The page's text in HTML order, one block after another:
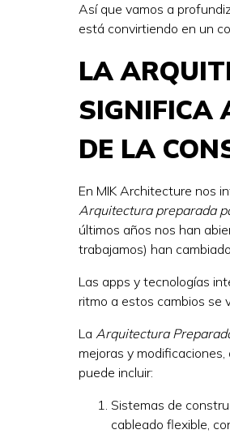
Así que vamos a
está convirtiendo en un
LA
SIGNIFICA
DE LA
En MIK Architecture nos
Arquitectura preparada
últimos años nos han
trabajamos) han
Las apps y tecnologías
ritmo a estos cambios se
La Arquitectura
mejoras y
puede incluir:
Sistemas de
cableado flexible,